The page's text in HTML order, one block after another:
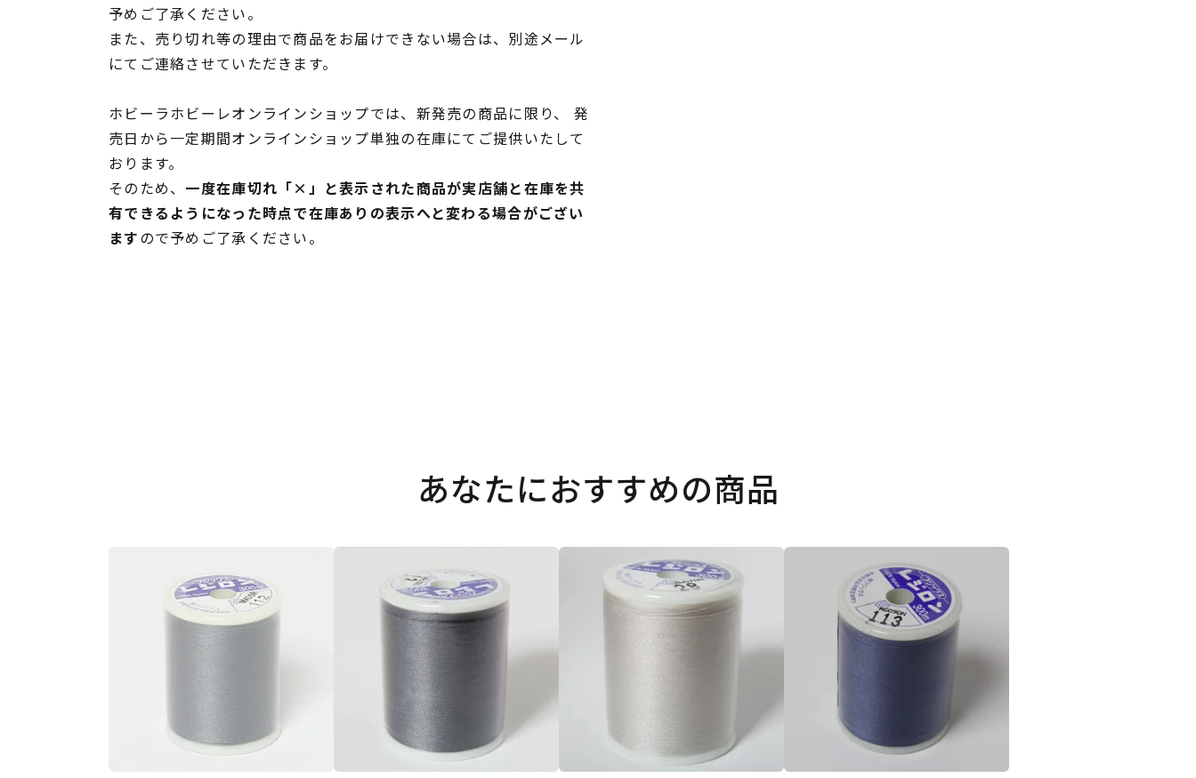
予めご了承ください。
また、売り切れ等の理由で商品をお届けできない場合は、別途メール
にてご連絡させていただきます。
ホビーラホビーレオンラインショップでは、新発売の商品に限り、 発
売日から一定期間オンラインショップ単独の在庫にてご提供いたして
おります。
そのため、 一度在庫切れ「×」と表示された商品が実店舗と在庫を共
有できるようになった時点で在庫ありの表示へと変わる場合がござい
ますので予めご了承ください。
あなたにおすすめの商品